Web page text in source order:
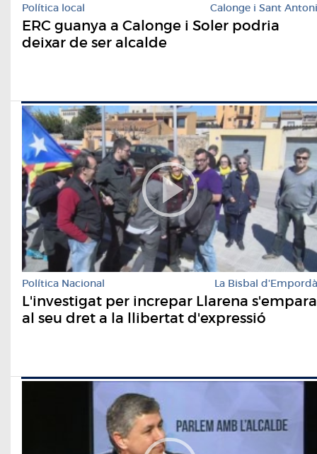
Política local Calonge i Sant Antoni
ERC guanya a Calonge i Soler podria
deixar de ser alcalde
Política Nacional La Bisbal d'Empordà
L'investigat per increpar Llarena s'empara
al seu dret a la llibertat d'expressió